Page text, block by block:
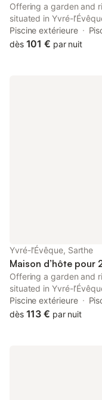
Offering a garden and
situated in Yvré-
Le Mans Circuit. This
private parking and free
Piscine extérieure
dès 101 € par nuit
Yvré-l'Évêque, Sarthe
Maison d’hôte pour
Offering a garden and
situated in Yvré-
Le Mans Circuit. This
private parking and free
Piscine extérieure
dès 113 € par nuit